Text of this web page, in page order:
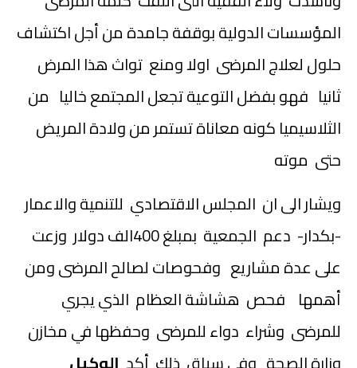
المؤسسات الدولية بوقفة جامدة من أجل اكتشاف
حلول لعلاج المرضى اولا ومنع تواث هذا المرض
ثانيا فهو بفضل التوعية تجعل المجتمع خاليا من
الثلاسيميا كونه معاناة تستمر من ولادة المريض
حتى موته
ويشار الى ان المجلس الاقتصادي للتنمية والاعمار
-بكدار- دعم الجمعية بمبلغ 400الف دولار وزعت
على عدة مشاريع وفحوصات لصالح المرضى ومن
أهمها فحص هشاشة العظام الذي يجري
للمرضى وشراء دواء للمرضى وحفظها في مخازن